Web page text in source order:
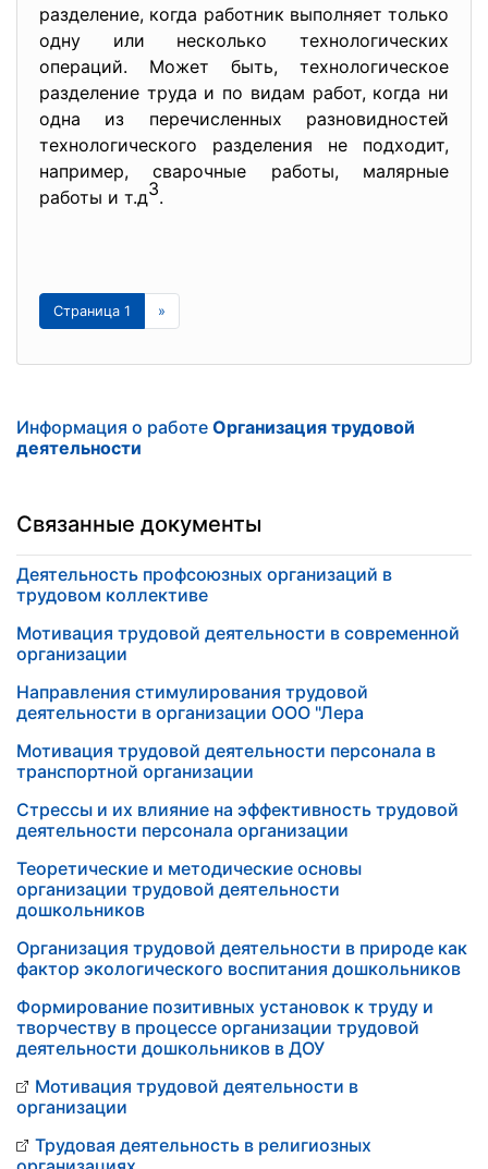
разделение, когда работник выполняет только
одну или несколько технологических
операций. Может быть, технологическое
разделение труда и по видам работ, когда ни
одна из перечисленных разновидностей
технологического разделения не подходит,
например, сварочные работы, малярные
работы и т.д3.
Страница 1 »
Информация о работе Организация трудовой
деятельности
Связанные документы
Деятельность профсоюзных организаций в
трудовом коллективе
Мотивация трудовой деятельности в современной
организации
Направления стимулирования трудовой
деятельности в организации ООО "Лера
Мотивация трудовой деятельности персонала в
транспортной организации
Стрессы и их влияние на эффективность трудовой
деятельности персонала организации
Теоретические и методические основы
организации трудовой деятельности
дошкольников
Организация трудовой деятельности в природе как
фактор экологического воспитания дошкольников
Формирование позитивных установок к труду и
творчеству в процессе организации трудовой
деятельности дошкольников в ДОУ
Мотивация трудовой деятельности в
организации
Трудовая деятельность в религиозных